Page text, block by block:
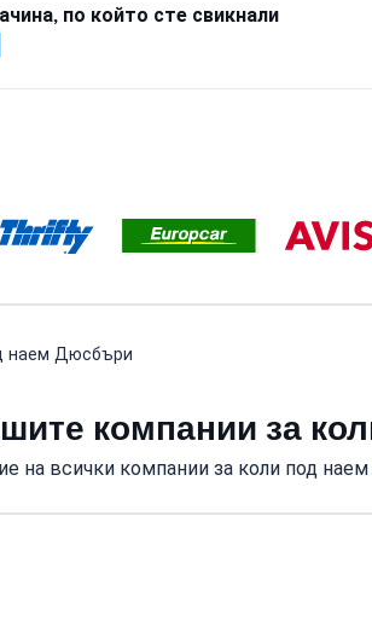
по който сте свикнали
наем Дюсбъри
компании за
на всички компании за коли под